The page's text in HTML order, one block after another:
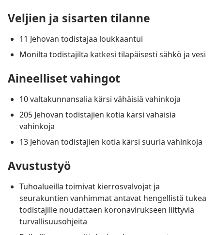
Veljien ja sisarten tilanne
11 Jehovan todistajaa loukkaantui
Monilta todistajilta katkesi tilapäisesti sähkö ja vesi
Aineelliset vahingot
10 valtakunnansalia kärsi vähäisiä vahinkoja
205 Jehovan todistajien kotia kärsi vähäisiä
vahinkoja
13 Jehovan todistajien kotia kärsi suuria vahinkoja
Avustustyö
Tuhoalueilla toimivat kierrosvalvojat ja
seurakuntien vanhimmat antavat hengellistä tukea
todistajille noudattaen koronavirukseen liittyviä
turvallisuusohjeita